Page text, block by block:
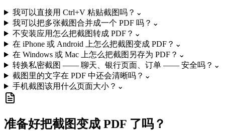
我可以直接用 Ctrl+V 粘贴截图吗？ ⌄
我可以把多张截图合并成一个 PDF 吗？ ⌄
不安装应用怎么把截图转成 PDF？ ⌄
在 iPhone 或 Android 上怎么把截图变成 PDF？ ⌄
在 Windows 或 Mac 上怎么把截图另存为 PDF？ ⌄
转换私密截图 —— 聊天、银行页面、订单 —— 安全吗？ ⌄
截图里的文字在 PDF 中还会清晰吗？ ⌄
手机截图该用什么页面大小？ ⌄
准备好把截图变成 PDF 了吗？